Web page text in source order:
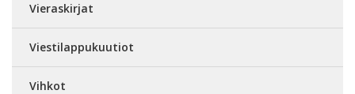
Vieraskirjat
Viestilappukuutiot
Vihkot